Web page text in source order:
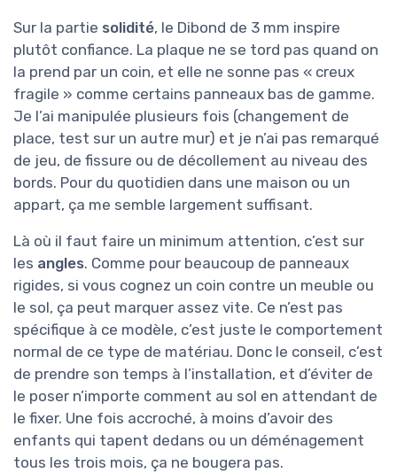
Sur la partie solidité, le Dibond de 3 mm inspire
plutôt confiance. La plaque ne se tord pas quand on
la prend par un coin, et elle ne sonne pas « creux
fragile » comme certains panneaux bas de gamme.
Je l’ai manipulée plusieurs fois (changement de
place, test sur un autre mur) et je n’ai pas remarqué
de jeu, de fissure ou de décollement au niveau des
bords. Pour du quotidien dans une maison ou un
appart, ça me semble largement suffisant.
Là où il faut faire un minimum attention, c’est sur
les angles. Comme pour beaucoup de panneaux
rigides, si vous cognez un coin contre un meuble ou
le sol, ça peut marquer assez vite. Ce n’est pas
spécifique à ce modèle, c’est juste le comportement
normal de ce type de matériau. Donc le conseil, c’est
de prendre son temps à l’installation, et d’éviter de
le poser n’importe comment au sol en attendant de
le fixer. Une fois accroché, à moins d’avoir des
enfants qui tapent dedans ou un déménagement
tous les trois mois, ça ne bougera pas.